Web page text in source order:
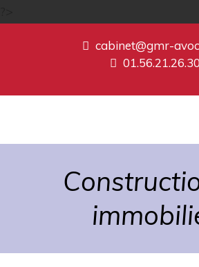
cabinet@gmr-
01.56.21.26.30